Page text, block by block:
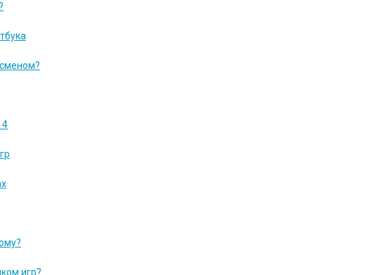
4
игр?